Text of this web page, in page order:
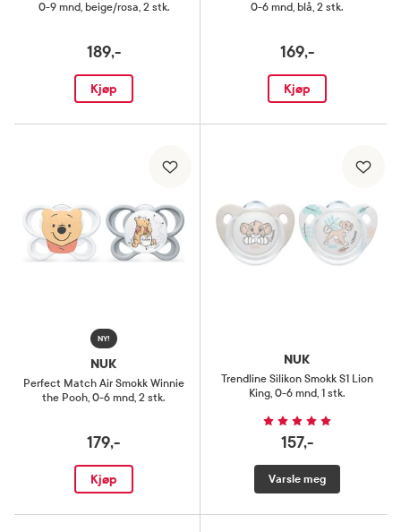
0-9 mnd, beige/rosa, 2 stk.
189,-
Kjøp
0-6 mnd, blå, 2 stk.
169,-
Kjøp
NY!
NUK
Perfect Match Air Smokk Winnie
the Pooh, 0-6 mnd, 2 stk.
179,-
Kjøp
NUK
Trendline Silikon Smokk S1 Lion
King, 0-6 mnd, 1 stk.
157,-
Varsle meg